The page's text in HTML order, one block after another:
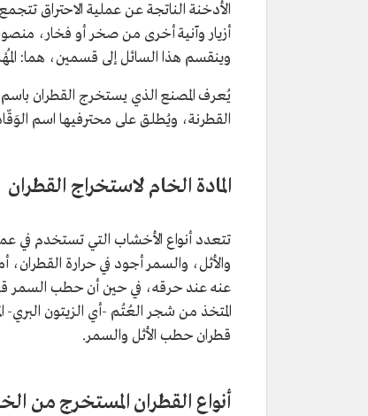
الأدخنة الناتجة عن عملية الاحتراق
أزيار وآنية أخرى من صخر أو فخار،
وينقسم هذا السائل إلى قسمين، هما:
يُعرف المصنع الذي يستخرج القطران باسم
القطرنة، ويُطلق على محترفيها اسم
المادة الخام لاستخراج القطران
تتعدد أنواع الأخشاب التي تستخدم في
والأثل، والسمر أجود في حرارة القطران،
عنه عند حرقه، في حين أن حطب السمر
المتخذ من شجر العُتُم -أي الزيتون
قطران حطب الأثل والسمر.
أنواع القطران المستخرج من